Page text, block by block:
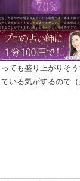
ても盛り上がりそ
いる気がするので